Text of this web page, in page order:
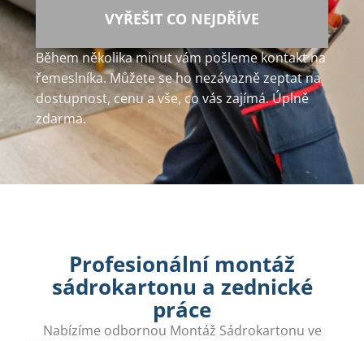
VYŘEŠIT CO NEJDŘÍVE
Během několika minut vám pošleme kontakt na
řemeslníka. Můžete se ho nezávazně zeptat na
dostupnost, cenu a vše, co vás zajímá. Úplně
zdarma.
Profesionální montáž
sádrokartonu a zednické
práce
Nabízíme odbornou Montáž Sádrokartonu ve